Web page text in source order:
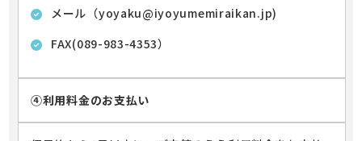
メール（yoyaku@iyoyumemiraikan.jp)
FAX(089-983-4353）
④利用料金のお支払い